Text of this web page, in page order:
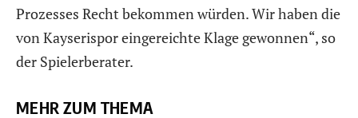
Prozesses Recht bekommen würden. Wir haben die
von Kayserispor eingereichte Klage gewonnen“, so
der Spielerberater.
MEHR ZUM THEMA